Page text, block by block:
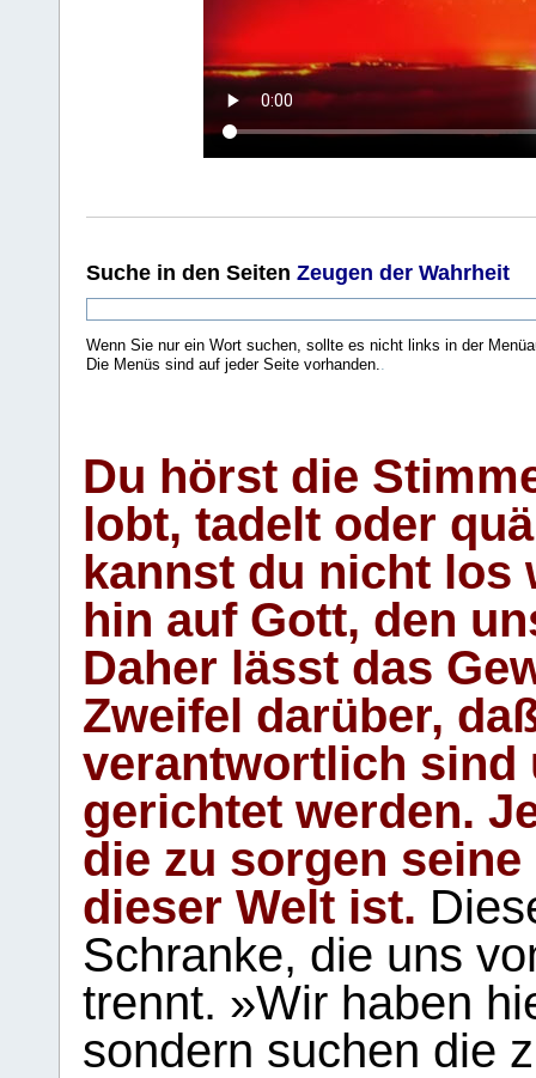
Suche in den Seiten Zeugen der Wahrheit
Wenn Sie nur ein Wort suchen, sollte es nicht links in der
Die Menüs sind auf jeder Seite vorhanden.
Du hörst die
lobt, tadelt oder
kannst du nicht los
hin auf Gott, den
Daher lässt das
Zweifel darüber,
verantwortlich sind
gerichtet werden.
die zu sorgen
dieser Welt ist.
Schranke, die uns
trennt. »Wir haben
sondern suchen die